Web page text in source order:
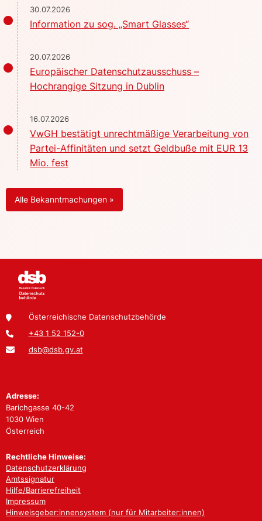
30.07.2026
Information zu sog. „Smart Glasses“
20.07.2026
Europäischer Datenschutzausschuss –
Hochrangige Sitzung in Dublin
16.07.2026
VwGH bestätigt unrechtmäßige Verarbeitung von
Partei-Affinitäten und setzt Geldbuße mit EUR 13
Mio. fest
Alle Bekanntmachungen »
Österreichische Datenschutzbehörde
+43 1 52 152-0
dsb@dsb.gv.at
Adresse:
Barichgasse 40-42
1030 Wien
Österreich
Rechtliche Hinweise:
Datenschutzerklärung
Amtssignatur
Hilfe/Barrierefreiheit
Impressum
Hinweisgeber:innensystem (nur für Mitarbeiter:innen)